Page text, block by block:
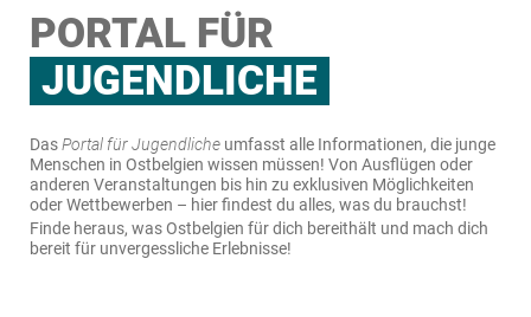
PORTAL FÜR
JUGENDLICHE
DasPortal für Jugendliche umfasst alle Informationen, die junge
Menschen in Ostbelgien wissen müssen! Von Ausflügen oder
anderen Veranstaltungen bis hin zu exklusiven Möglichkeiten
oder Wettbewerben – hier findest du alles, was du brauchst!
Finde heraus, was Ostbelgien für dich bereithält und mach dich
bereit für unvergessliche Erlebnisse!